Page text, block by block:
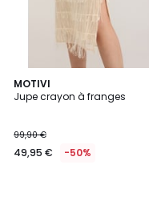
MOTIVI
Jupe crayon à franges
99,90 €
49,95 € -50%